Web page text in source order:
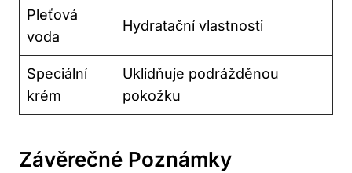
Pleťová
voda
Hydratační vlastnosti
Speciální
krém
Uklidňuje podrážděnou
pokožku
Závěrečné Poznámky